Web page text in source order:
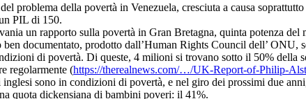
problema della povertà in Venezuela, cresciuta a causa
PIL di 150.
un rapporto sulla povertà in Gran Bretagna, quinta potenza
ben documentato, prodotto dall’Human Rights Council dell’
di povertà. Di queste, 4 milioni si trovano sotto il 50% della
regolarmente (https://therealnews.com/…/UK-Report-of-Philip-
sono in condizioni di povertà, e nel giro dei prossimi due
quota dickensiana di bambini poveri: il 41%.